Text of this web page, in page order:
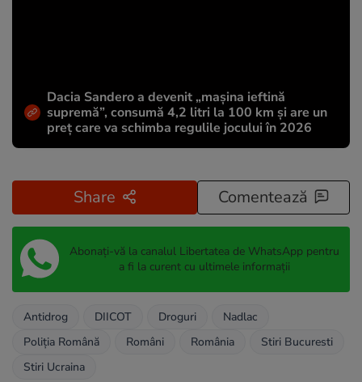
Dacia Sandero a devenit „mașina ieftină
supremă”, consumă 4,2 litri la 100 km și are un
preț care va schimba regulile jocului în 2026
Share Comentează
Abonați-vă la canalul Libertatea de WhatsApp pentru
a fi la curent cu ultimele informații
Antidrog DIICOT Droguri
Nadlac
Poliția Română
Români România
Stiri Bucuresti
Stiri Ucraina